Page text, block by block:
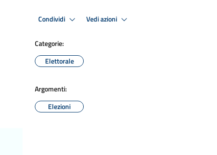
Condividi Vedi azioni
Categorie:
Elettorale
Argomenti:
Elezioni